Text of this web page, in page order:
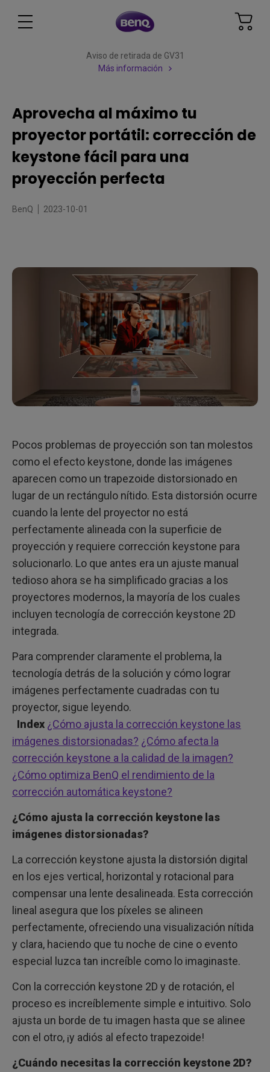
Aviso de retirada de GV31
Más información
Aprovecha al máximo tu
proyector portátil: corrección de
keystone fácil para una
proyección perfecta
BenQ 2023-10-01
Pocos problemas de proyección son tan molestos
como el efecto keystone, donde las imágenes
aparecen como un trapezoide distorsionado en
lugar de un rectángulo nítido. Esta distorsión ocurre
cuando la lente del proyector no está
perfectamente alineada con la superficie de
proyección y requiere corrección keystone para
solucionarlo. Lo que antes era un ajuste manual
tedioso ahora se ha simplificado gracias a los
proyectores modernos, la mayoría de los cuales
incluyen tecnología de corrección keystone 2D
integrada.
Para comprender claramente el problema, la
tecnología detrás de la solución y cómo lograr
imágenes perfectamente cuadradas con tu
proyector, sigue leyendo.
Index ¿Cómo ajusta la corrección keystone las
imágenes distorsionadas? ¿Cómo afecta la
corrección keystone a la calidad de la imagen?
¿Cómo optimiza BenQ el rendimiento de la
corrección automática keystone?
¿Cómo ajusta la corrección keystone las
imágenes distorsionadas?
La corrección keystone ajusta la distorsión digital
en los ejes vertical, horizontal y rotacional para
compensar una lente desalineada. Esta corrección
lineal asegura que los píxeles se alineen
perfectamente, ofreciendo una visualización nítida
y clara, haciendo que tu noche de cine o evento
especial luzca tan increíble como lo imaginaste.
Con la corrección keystone 2D y de rotación, el
proceso es increíblemente simple e intuitivo. Solo
ajusta un borde de tu imagen hasta que se alinee
con el otro, ¡y adiós al efecto trapezoide!
¿Cuándo necesitas la corrección keystone 2D?